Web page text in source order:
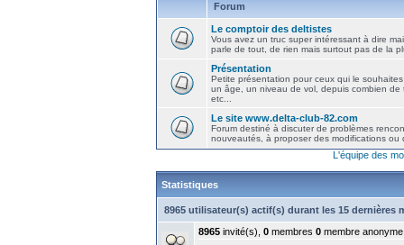
Forum
Le comptoir des deltistes
Vous avez un truc super intéressant à dire
parle de tout, de rien mais surtout pas de la
Présentation
Petite présentation pour ceux qui le
un âge, un niveau de vol, depuis combien de
etc...
Le site www.delta-club-82.com
Forum destiné à discuter de problèmes
nouveautés, à proposer des modifications ou
L'équipe des
Statistiques
8965 utilisateur(s) actif(s) durant les 15 dernières
8965 invité(s), 0 membres 0 membre anonyme